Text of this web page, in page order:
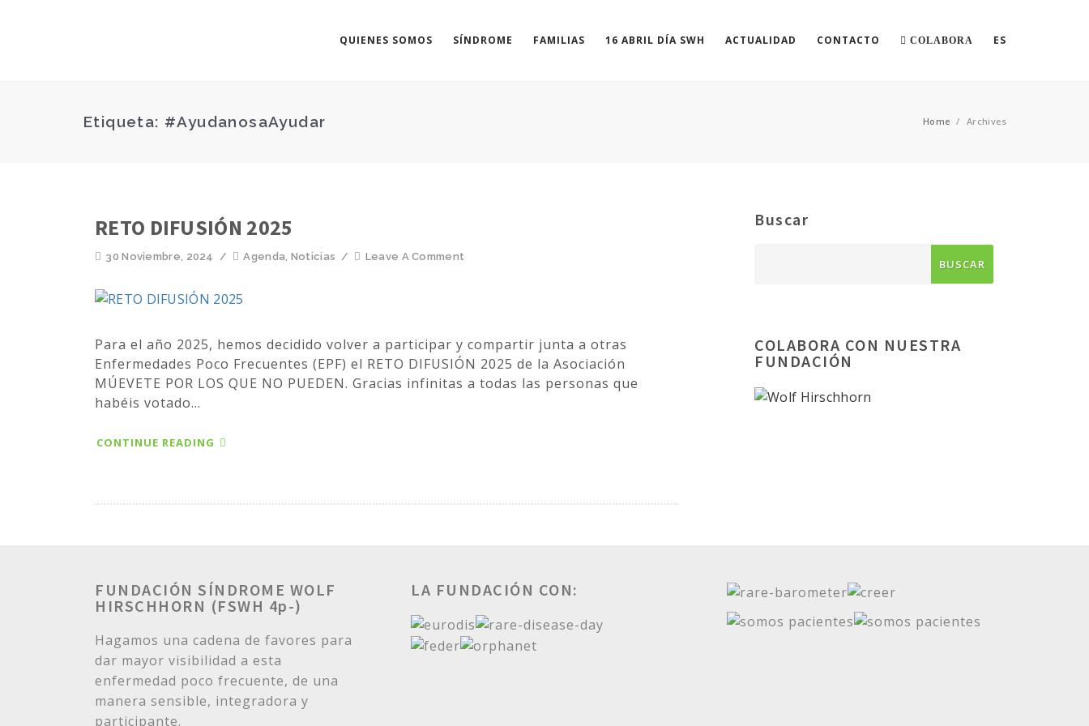
QUIENES SOMOS SÍNDROME FAMILIAS 16 ABRIL DÍA SWH ACTUALIDAD CONTACTO COLABORA ES
Etiqueta: #AyudanosaAyudar Home / Archives
RETO DIFUSIÓN 2025
30 Noviembre, 2024 / Agenda, Noticias / Leave A Comment
Para el año 2025, hemos decidido volver a participar y compartir junta a otras
Enfermedades Poco Frecuentes (EPF) el RETO DIFUSIÓN 2025 de la Asociación
MÚEVETE POR LOS QUE NO PUEDEN. Gracias infinitas a todas las personas que
habéis votado...
CONTINUE READING
Buscar
COLABORA CON NUESTRA
FUNDACIÓN
FUNDACIÓN SÍNDROME WOLF
HIRSCHHORN (FSWH 4p-)
Hagamos una cadena de favores para
dar mayor visibilidad a esta
enfermedad poco frecuente, de una
manera sensible, integradora y
participante.
LA FUNDACIÓN CON: